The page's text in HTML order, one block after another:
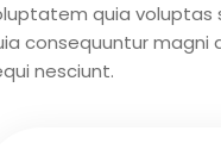
quia
consequuntur magni
nesciunt.